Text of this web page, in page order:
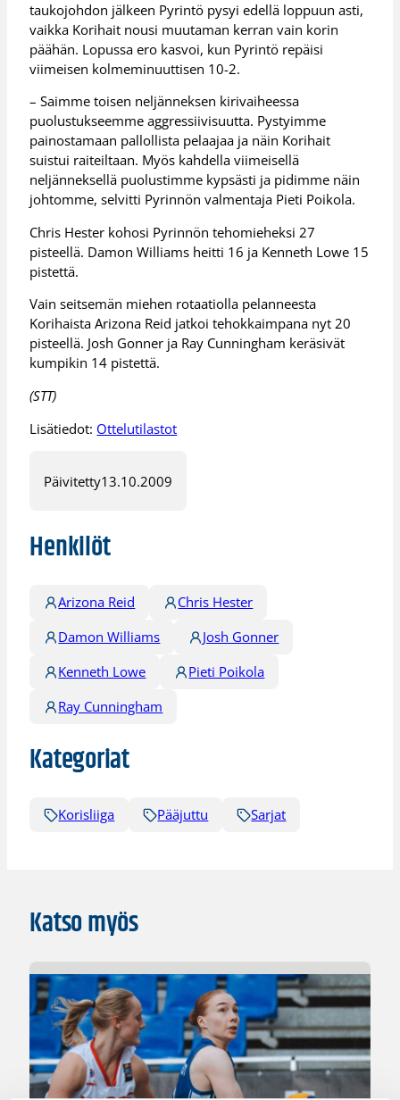
taukojohdon jälkeen Pyrintö pysyi edellä loppuun asti,
vaikka Korihait nousi muutaman kerran vain korin
päähän. Lopussa ero kasvoi, kun Pyrintö repäisi
viimeisen kolmeminuuttisen 10-2.
– Saimme toisen neljänneksen kirivaiheessa
puolustukseemme aggressiivisuutta. Pystyimme
painostamaan pallollista pelaajaa ja näin Korihait
suistui raiteiltaan. Myös kahdella viimeisellä
neljänneksellä puolustimme kypsästi ja pidimme näin
johtomme, selvitti Pyrinnön valmentaja Pieti Poikola.
Chris Hester kohosi Pyrinnön tehomieheksi 27
pisteellä. Damon Williams heitti 16 ja Kenneth Lowe 15
pistettä.
Vain seitsemän miehen rotaatiolla pelanneesta
Korihaista Arizona Reid jatkoi tehokkaimpana nyt 20
pisteellä. Josh Gonner ja Ray Cunningham keräsivät
kumpikin 14 pistettä.
(STT)
Lisätiedot: Ottelutilastot
Päivitetty13.10.2009
Henkilöt
Arizona Reid
Chris Hester
Damon Williams
Josh Gonner
Kenneth Lowe
Pieti Poikola
Ray Cunningham
Kategoriat
Korisliiga Pääjuttu Sarjat
Katso myös